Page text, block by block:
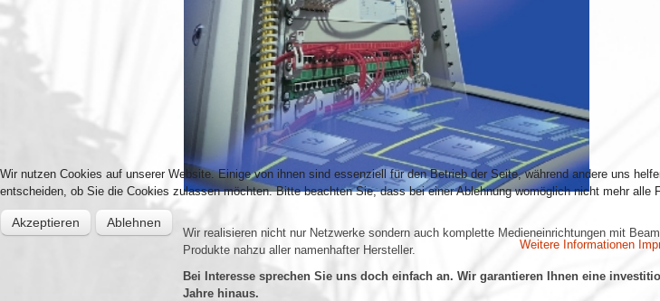
Wir realisieren nicht nur Netzwerke sondern auch komplette Medieneinrichtungen mit
Produkte nahzu aller namenhafter Hersteller.
Bei Interesse sprechen Sie uns doch einfach an. Wir garantieren Ihnen eine
Jahre hinaus.
Wir nutzen Cookies auf unserer Website. Einige von ihnen sind essenziell für den Betrieb der Seite, während andere uns
entscheiden, ob Sie die Cookies zulassen möchten. Bitte beachten Sie, dass bei einer Ablehnung womöglich nicht mehr alle
Akzeptieren Ablehnen
Weitere Informationen